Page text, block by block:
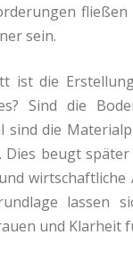
sein.
ist die
Sind die
sind die
Dies beugt
lassen
und Klarheit